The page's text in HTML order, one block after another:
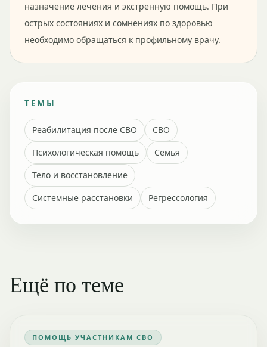
назначение лечения и экстренную помощь. При
острых состояниях и сомнениях по здоровью
необходимо обращаться к профильному врачу.
ТЕМЫ
Реабилитация после СВО
СВО
Психологическая помощь
Семья
Тело и восстановление
Системные расстановки
Регрессология
Ещё по теме
ПОМОЩЬ УЧАСТНИКАМ СВО